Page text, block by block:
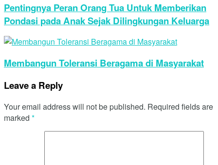
Pentingnya Peran Orang Tua Untuk Memberikan
Pondasi pada Anak Sejak Dilingkungan Keluarga
Membangun Toleransi Beragama di Masyarakat
Leave a Reply
Your email address will not be published. Required fields are
marked *